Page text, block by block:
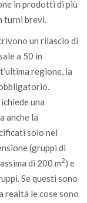
in prodotti di più
turni brevi.
un rilascio di
a 50 in
regione, la
una
anche la
solo nel
(gruppi di
di 200 m2) e
Se questi sono
realtà le cose sono